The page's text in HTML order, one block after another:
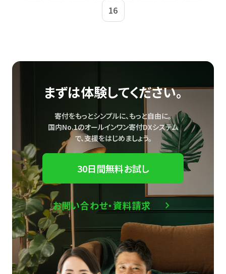
16
まずは体験してください。
寄付をもっとシンプルに、もっと自由に。
国内No.1のオールインワン寄付DXシステム
で、支援をはじめましょう。
30日間無料お試し
お問い合わせ・資料請求